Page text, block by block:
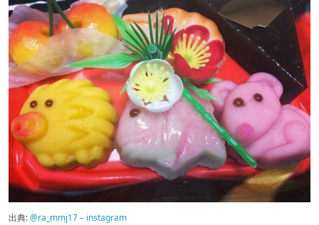
出典:@ra_mmj17 – instagram